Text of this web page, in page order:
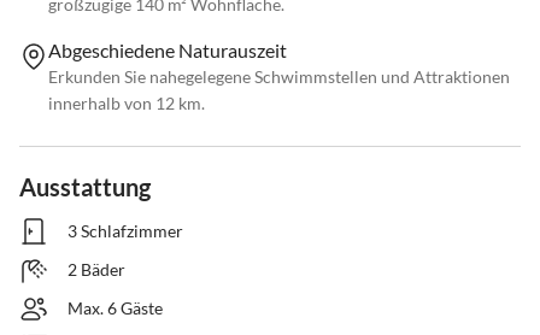
großzügige 140 m² Wohnfläche.
Abgeschiedene Naturauszeit
Erkunden Sie nahegelegene Schwimmstellen und Attraktionen
innerhalb von 12 km.
Ausstattung
3 Schlafzimmer
2 Bäder
Max. 6 Gäste